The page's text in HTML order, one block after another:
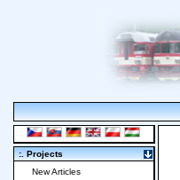
:. Projects
New Articles